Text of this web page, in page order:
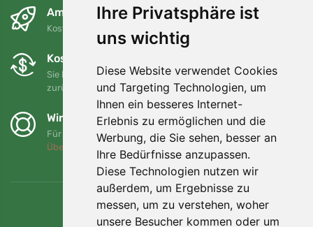
Ihre Privatsphäre ist
uns wichtig
Diese Website verwendet Cookies
und Targeting Technologien, um
Ihnen ein besseres Internet-
Erlebnis zu ermöglichen und die
Werbung, die Sie sehen, besser an
Ihre Bedürfnisse anzupassen.
Diese Technologien nutzen wir
außerdem, um Ergebnisse zu
messen, um zu verstehen, woher
unsere Besucher kommen oder um
Am nächsten Tag und kostenlos
Kostenloser Versand für Bestellungen über 80 EUR
Kostenloser Umtausch und Rückgabe
Sie können Ihre Bestellung jederzeit innerhalb von 90 Tagen
zurückgeben oder umtauschen.
Wir unterstützen Trees.org
Für jede Bestellung pflanzen wir einen Baum! Mehr lesen
Über uns